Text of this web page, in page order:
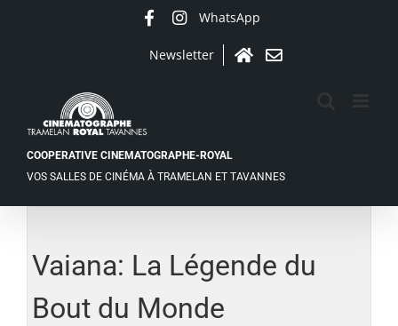
WhatsApp
Newsletter
AccueilContact
COOPERATIVE CINEMATOGRAPHE-ROYAL
VOS SALLES DE CINÉMA À TRAMELAN ET TAVANNES
agrandie
Vaiana: La Légende du
Bout du Monde